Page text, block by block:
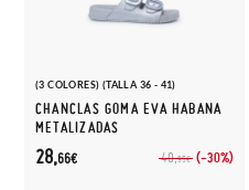
(3 COLORES) (TALLA 36 - 41)
CHANCLAS GOMA EVA HABANA
METALIZADAS
40,95€ (-30%)
28,66€